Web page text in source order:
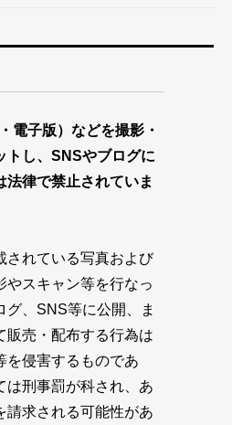
電子版）などを撮影・
トし、SNSやブログに
法律で禁止されていま
されている写真および
やスキャン等を行なっ
グ、SNS等に公開、ま
販売・配布する行為は
を侵害するものであ
は刑事罰が科され、あ
請求される可能性があ